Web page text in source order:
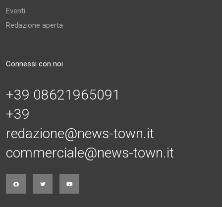
Eventi
Redazione aperta
Connessi con noi
+39 08621965091
+39
redazione@news-town.it
commerciale@news-town.it